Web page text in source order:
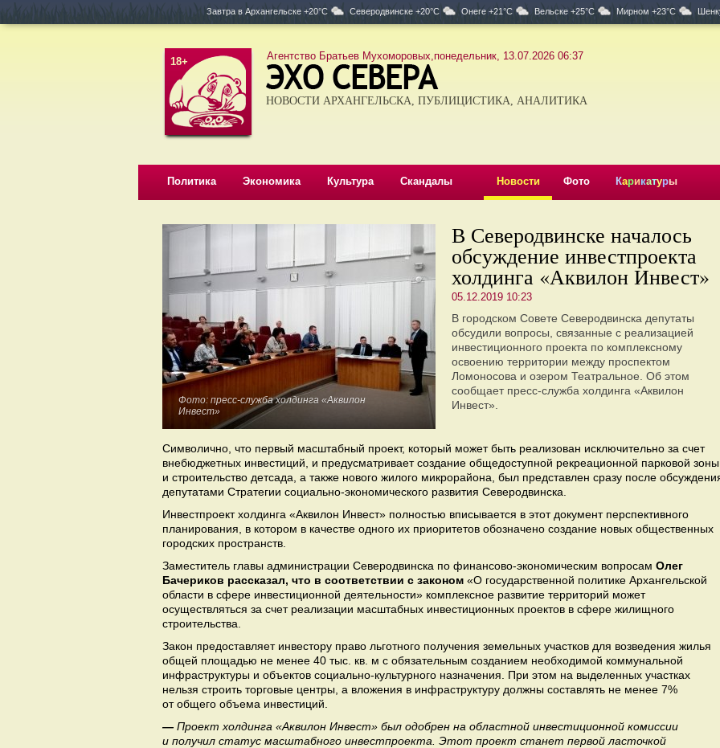
Завтра в Архангельске +20°C Северодвинске +20°C Онеге +21°C Вельске +25°C Мирном +23°C
18+ Агентство Братьев Мухоморовых,понедельник, 13.07.2026 06:37
НОВОСТИ АРХАНГЕЛЬСКА, ПУБЛИЦИСТИКА, АНАЛИТИКА
Политика Экономика Культура Скандалы Новости Фото Карикатуры
Фото: пресс-служба холдинга «Аквилон
Инвест»
В Северодвинске началось
обсуждение инвестпроекта
холдинга «Аквилон Инвест»
05.12.2019 10:23
В городском Совете Северодвинска депутаты
обсудили вопросы, связанные с реализацией
инвестиционного проекта по комплексному
освоению территории между проспектом
Ломоносова и озером Театральное. Об этом
сообщает пресс-служба холдинга «Аквилон
Инвест».
Символично, что первый масштабный проект, который может быть реализован исключительно за счет
внебюджетных инвестиций, и предусматривает создание общедоступной рекреационной парковой зоны
и строительство детсада, а также нового жилого микрорайона, был представлен сразу после
депутатами Стратегии социально-экономического развития Северодвинска.
Инвестпроект холдинга «Аквилон Инвест» полностью вписывается в этот документ перспективного
планирования, в котором в качестве одного их приоритетов обозначено создание новых общественных
городских пространств.
Заместитель главы администрации Северодвинска по финансово-экономическим вопросам Олег
Бачериков рассказал, что в соответствии с законом «О государственной политике Архангельской
области в сфере инвестиционной деятельности» комплексное развитие территорий может
осуществляться за счет реализации масштабных инвестиционных проектов в сфере жилищного
строительства.
Закон предоставляет инвестору право льготного получения земельных участков для возведения жилья
общей площадью не менее 40 тыс. кв. м с обязательным созданием необходимой коммунальной
инфраструктуры и объектов социально-культурного назначения. При этом на выделенных участках
нельзя строить торговые центры, а вложения в инфраструктуру должны составлять не менее 7%
от общего объема инвестиций.
— Проект холдинга «Аквилон Инвест» был одобрен на областной инвестиционной комиссии
и получил статус масштабного инвестпроекта. Этот проект станет первой ласточкой